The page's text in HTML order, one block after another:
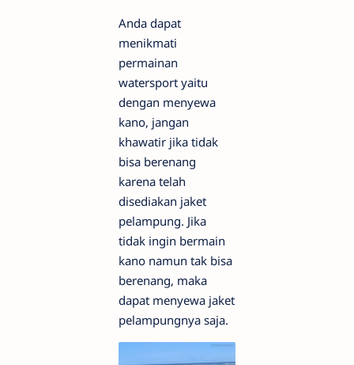
Anda dapat
menikmati
permainan
watersport yaitu
dengan menyewa
kano, jangan
khawatir jika tidak
bisa berenang
karena telah
disediakan jaket
pelampung. Jika
tidak ingin bermain
kano namun tak bisa
berenang, maka
dapat menyewa jaket
pelampungnya saja.